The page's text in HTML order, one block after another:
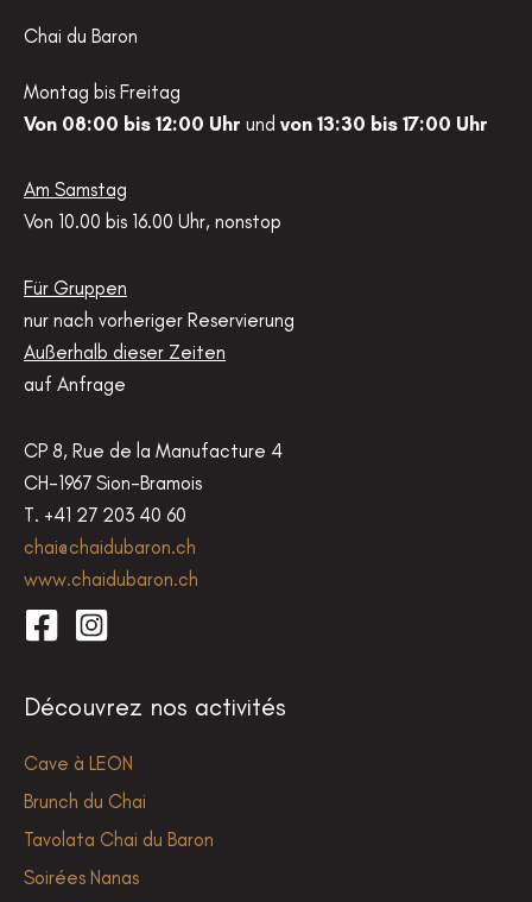
Chai du Baron
Montag bis Freitag
Von 08:00 bis 12:00 Uhr und von 13:30 bis 17:00 Uhr
Am Samstag
Von 10.00 bis 16.00 Uhr, nonstop
Für Gruppen
nur nach vorheriger Reservierung
Außerhalb dieser Zeiten
auf Anfrage
CP 8, Rue de la Manufacture 4
CH-1967 Sion-Bramois
T. +41 27 203 40 60
chai@chaidubaron.ch
www.chaidubaron.ch
Découvrez nos activités
Cave à LEON
Brunch du Chai
Tavolata Chai du Baron
Soirées Nanas